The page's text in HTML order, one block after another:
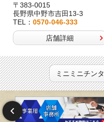
〒383-0015
長野県中野市吉田13-3
TEL： 0570-046-333
店舗詳細
ミニミニチン